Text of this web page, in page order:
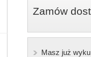
Zamów
Masz już